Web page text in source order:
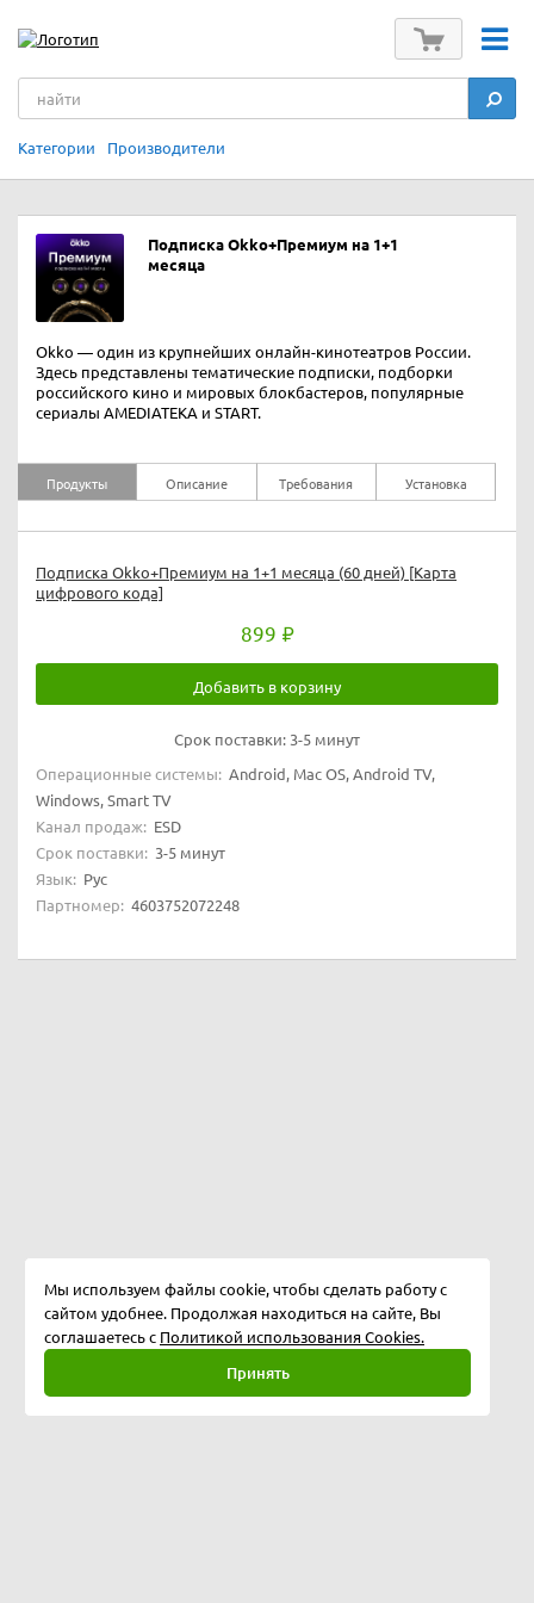
Категории Производители
Подписка Okko+Премиум на 1+1
месяца
Okko — один из крупнейших онлайн-кинотеатров России.
Здесь представлены тематические подписки, подборки
российского кино и мировых блокбастеров, популярные
сериалы AMEDIATEKA и START.
Продукты Описание Требования Установка
Подписка Okko+Премиум на 1+1 месяца (60 дней) [Карта
цифрового кода]
899
Добавить в корзину
Срок поставки: 3-5 минут
Операционные системы: Android, Mac OS, Android TV,
Windows, Smart TV
Канал продаж: ESD
Срок поставки: 3-5 минут
Язык: Рус
Партномер: 4603752072248
Мы используем файлы cookie, чтобы сделать работу с
сайтом удобнее. Продолжая находиться на сайте, Вы
соглашаетесь с Политикой использования Cookies.
Принять